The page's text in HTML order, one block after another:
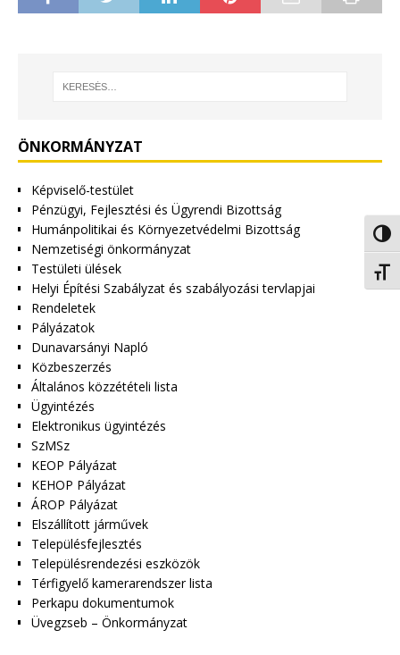
ÖNKORMÁNYZAT
Képviselő-testület
Pénzügyi, Fejlesztési és Ügyrendi Bizottság
Humánpolitikai és Környezetvédelmi Bizottság
Nemzetiségi önkormányzat
Testületi ülések
Helyi Építési Szabályzat és szabályozási tervlapjai
Rendeletek
Pályázatok
Dunavarsányi Napló
Közbeszerzés
Általános közzétételi lista
Ügyintézés
Elektronikus ügyintézés
SzMSz
KEOP Pályázat
KEHOP Pályázat
ÁROP Pályázat
Elszállított járművek
Településfejlesztés
Településrendezési eszközök
Térfigyelő kamerarendszer lista
Perkapu dokumentumok
Üvegzseb – Önkormányzat